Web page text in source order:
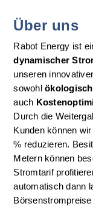
Über uns
Rabot Energy ist
dynamischer
unseren
sowohl
auch
Durch die
Kunden können
% reduzieren.
Metern können
Stromtarif
automatisch dann